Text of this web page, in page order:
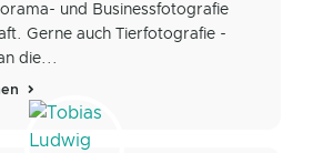
und Businessfotografie
Gerne auch Tierfotografie -
die...